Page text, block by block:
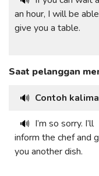
an hour, I will be
give you a table.
Saat pelanggan
🔊 Contoh
🔊 I’m so sorry. I’ll
inform the chef and
you another dish.